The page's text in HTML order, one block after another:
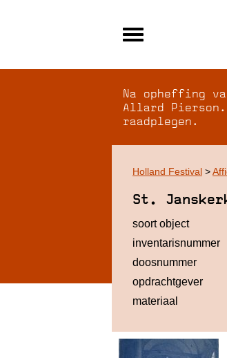
Over WCI
Inloggen
Na opheffing
Allard
raadplegen.
Holland Festival >
St.
soort object
inventarisnummer
doosnummer
opdrachtgever
materiaal